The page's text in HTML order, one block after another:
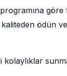
ödün